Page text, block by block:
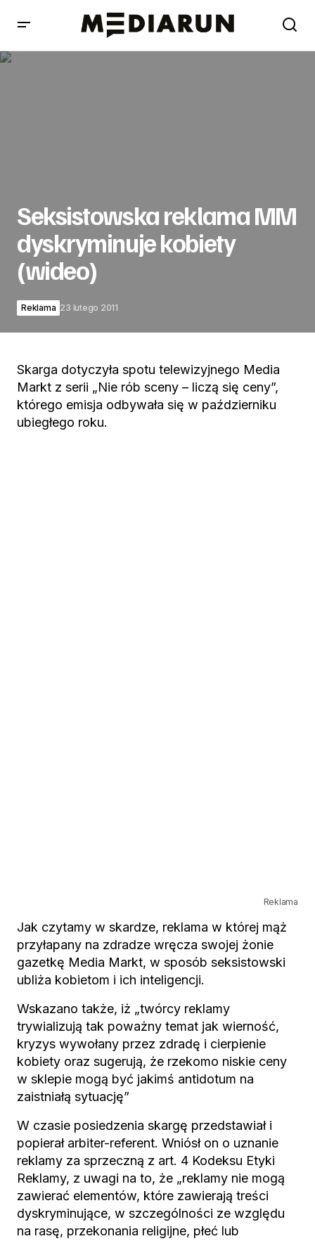
Seksistowska reklama MM
dyskryminuje kobiety
(wideo)
Reklama 23 lutego 2011
Skarga dotyczyła spotu telewizyjnego Media
Markt z serii „Nie rób sceny – liczą się ceny”,
którego emisja odbywała się w październiku
ubiegłego roku.
Reklama
Jak czytamy w skardze, reklama w której mąż
przyłapany na zdradze wręcza swojej żonie
gazetkę Media Markt, w sposób seksistowski
ubliża kobietom i ich inteligencji.
Wskazano także, iż „twórcy reklamy
trywializują tak poważny temat jak wierność,
kryzys wywołany przez zdradę i cierpienie
kobiety oraz sugerują, że rzekomo niskie ceny
w sklepie mogą być jakimś antidotum na
zaistniałą sytuację”
W czasie posiedzenia skargę przedstawiał i
popierał arbiter-referent. Wniósł on o uznanie
reklamy za sprzeczną z art. 4 Kodeksu Etyki
Reklamy, z uwagi na to, że „reklamy nie mogą
zawierać elementów, które zawierają treści
dyskryminujące, w szczególności ze względu
na rasę, przekonania religijne, płeć lub